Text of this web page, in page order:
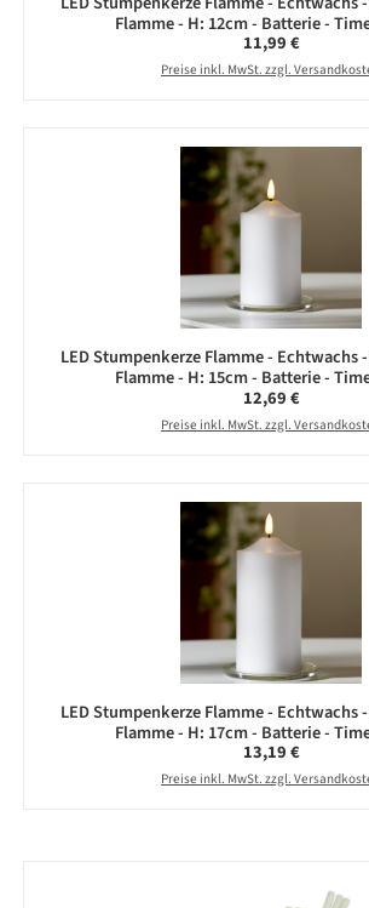
Flamme - H: 12cm - Batterie -
Regulärer Preis:
11,99 €
Preise inkl. MwSt. zzgl.
LED Stumpenkerze Flamme - Echtwachs
Flamme - H: 15cm - Batterie -
Regulärer Preis:
12,69 €
Preise inkl. MwSt. zzgl.
LED Stumpenkerze Flamme - Echtwachs
Flamme - H: 17cm - Batterie -
Regulärer Preis:
13,19 €
Preise inkl. MwSt. zzgl.